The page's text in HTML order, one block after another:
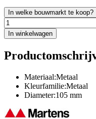
In welke bouwmarkt te koop?
In winkelwagen
Materiaal:Metaal
Kleurfamilie:Metaal
Diameter:105 mm